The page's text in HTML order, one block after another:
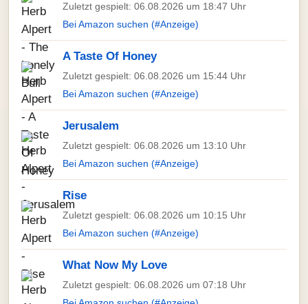
Zuletzt gespielt: 06.08.2026 um 18:47 Uhr
Bei Amazon suchen (#Anzeige)
A Taste Of Honey
Zuletzt gespielt: 06.08.2026 um 15:44 Uhr
Bei Amazon suchen (#Anzeige)
Jerusalem
Zuletzt gespielt: 06.08.2026 um 13:10 Uhr
Bei Amazon suchen (#Anzeige)
Rise
Zuletzt gespielt: 06.08.2026 um 10:15 Uhr
Bei Amazon suchen (#Anzeige)
What Now My Love
Zuletzt gespielt: 06.08.2026 um 07:18 Uhr